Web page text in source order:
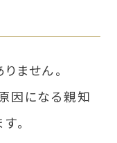
ません。
因になる親知
。